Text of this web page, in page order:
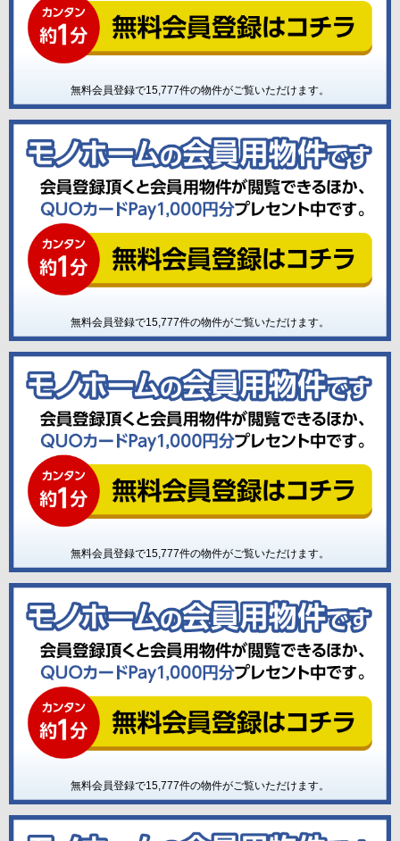
無料会員登録で15,777件の物件がご覧いただけます。
無料会員登録で15,777件の物件がご覧いただけます。
無料会員登録で15,777件の物件がご覧いただけます。
無料会員登録で15,777件の物件がご覧いただけます。